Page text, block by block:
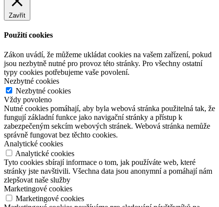
Zavřít
Použití cookies
Zákon uvádí, že můžeme ukládat cookies na vašem zařízení, pokud
jsou nezbytně nutné pro provoz této stránky. Pro všechny ostatní
typy cookies potřebujeme vaše povolení.
Nezbytné cookies
Nezbytné cookies
Vždy povoleno
Nutné cookies pomáhají, aby byla webová stránka použitelná tak, že
fungují základní funkce jako navigační stránky a přístup k
zabezpečeným sekcím webových stránek. Webová stránka nemůže
správně fungovat bez těchto cookies.
Analytické cookies
Analytické cookies
Tyto cookies sbírají informace o tom, jak používáte web, které
stránky jste navštivili. Všechna data jsou anonymní a pomáhají nám
zlepšovat naše služby
Marketingové cookies
Marketingové cookies